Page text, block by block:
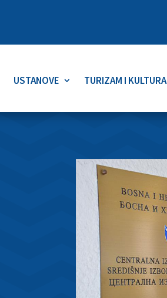
USTANOVE TURIZAM I KULTURA